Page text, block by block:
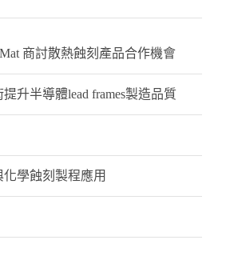
商討散熱蝕刻產品合作機會
升半導體lead frames製造品質
學蝕刻製程應用